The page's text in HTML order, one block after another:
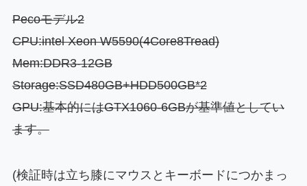
Pecoモデル2
CPU:intel Xeon W5590(4Core8Tread)
Mem:DDR3-12GB
Storage:SSD480GB+HDD500GB*2
GPU:基本的にはGTX1060-6GBが基準値としてい
ます。
(検証時は立ち膝にマウスとキーボードにつかまっ